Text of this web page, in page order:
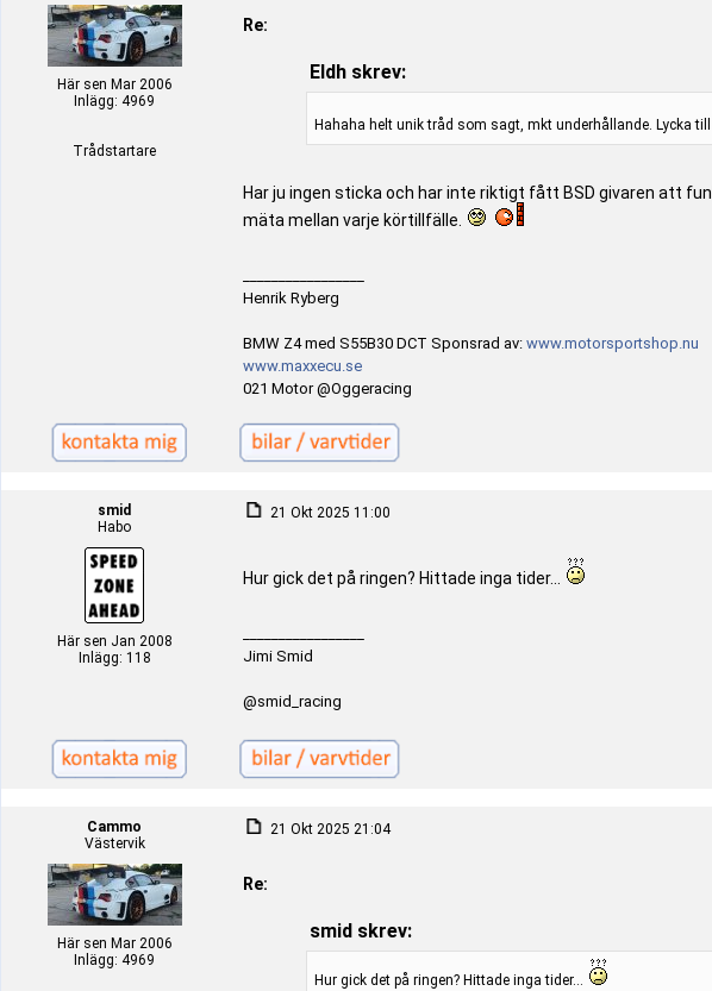
Här sen Mar 2006
Inlägg: 4969
Trådstartare
Re:
Eldh skrev:
Hahaha helt unik tråd som sagt, mkt underhållande. Lycka
Har ju ingen sticka och har inte riktigt fått BSD givaren att
mäta mellan varje körtillfälle.
Henrik Ryberg
BMW Z4 med S55B30 DCT Sponsrad av: www.motorsportshop.nu
www.maxxecu.se
021 Motor @Oggeracing
smid
Habo
Här sen Jan 2008
Inlägg: 118
21 Okt 2025 11:00
Hur gick det på ringen? Hittade inga tider...
Jimi Smid
@smid_racing
Cammo
Västervik
Här sen Mar 2006
Inlägg: 4969
21 Okt 2025 21:04
Re:
smid skrev:
Hur gick det på ringen? Hittade inga tider...